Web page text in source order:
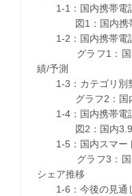
1-1：国内携帯電
図1：国内携帯
1-2：国内携帯電
グラフ1：国内
績/予測
1-3：カテゴリ別
グラフ2：国内カ
1-4：国内携帯電
図2：国内3.9G
1-5：国内スマー
グラフ3：国内
シェア推移
1-6：今後の見通